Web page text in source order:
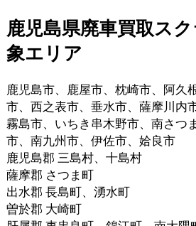
市、南九州市、伊佐市、姶良市
鹿児島郡 三島村、十島村
薩摩郡 さつま町
曽於郡 大崎町
肝属郡 東串良町、錦江町、南大隅町
熊毛郡 中種子町、南種子町、屋久島町
大島郡 大和村、宇検村、瀬戸内町、
之島町、天城町、伊仙町、和泊町、
コンテンツ
廃車買取